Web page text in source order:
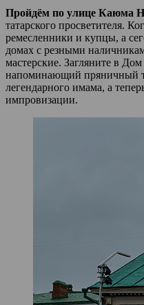
Пройдём по улице Каюма
татарского просветителя.
ремесленники и купцы, а
домах с резными
мастерские. Загляните в
напоминающий пряничный
легендарного имама, а
импровизации.